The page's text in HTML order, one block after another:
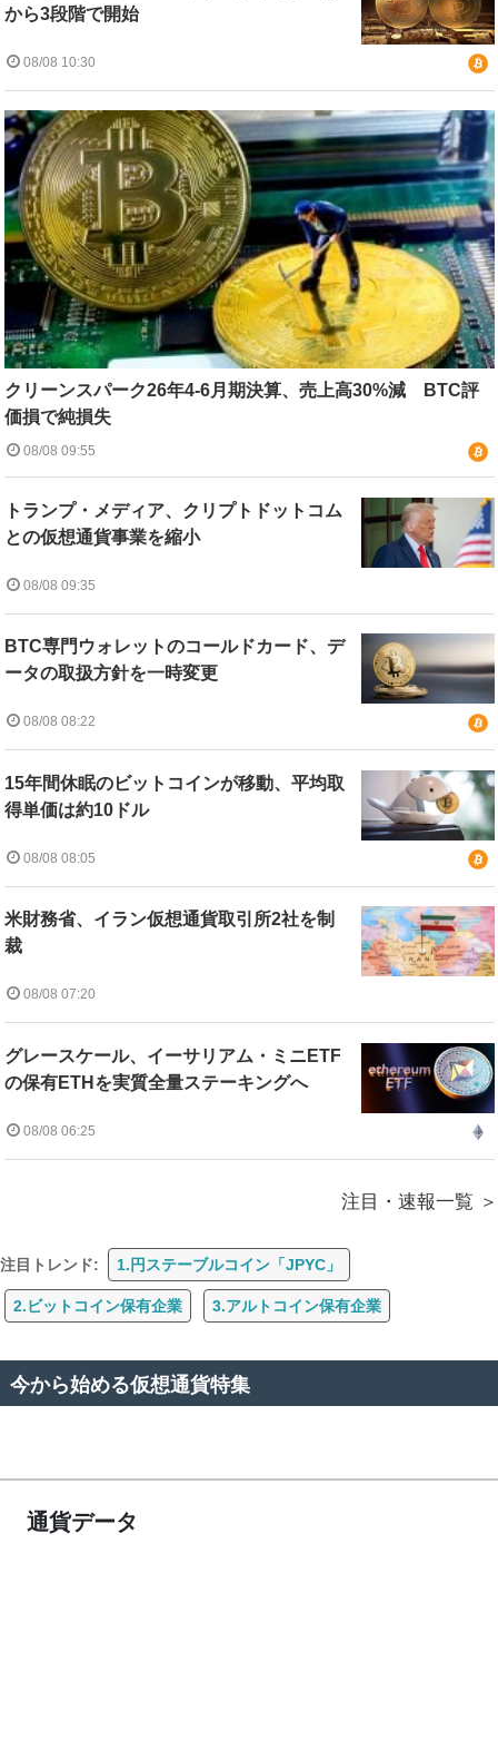
から3段階で開始
08/08 10:30
クリーンスパーク26年4-6月期決算、売上高30%減 BTC評
価損で純損失
08/08 09:55
トランプ・メディア、クリプトドットコム
との仮想通貨事業を縮小
08/08 09:35
BTC専門ウォレットのコールドカード、デ
ータの取扱方針を一時変更
08/08 08:22
15年間休眠のビットコインが移動、平均取
得単価は約10ドル
08/08 08:05
米財務省、イラン仮想通貨取引所2社を制
裁
08/08 07:20
グレースケール、イーサリアム・ミニETF
の保有ETHを実質全量ステーキングへ
08/08 06:25
注目・速報一覧
注目トレンド: 1.円ステーブルコイン「JPYC」
2.ビットコイン保有企業 3.アルトコイン保有企業
今から始める仮想通貨特集
通貨データ